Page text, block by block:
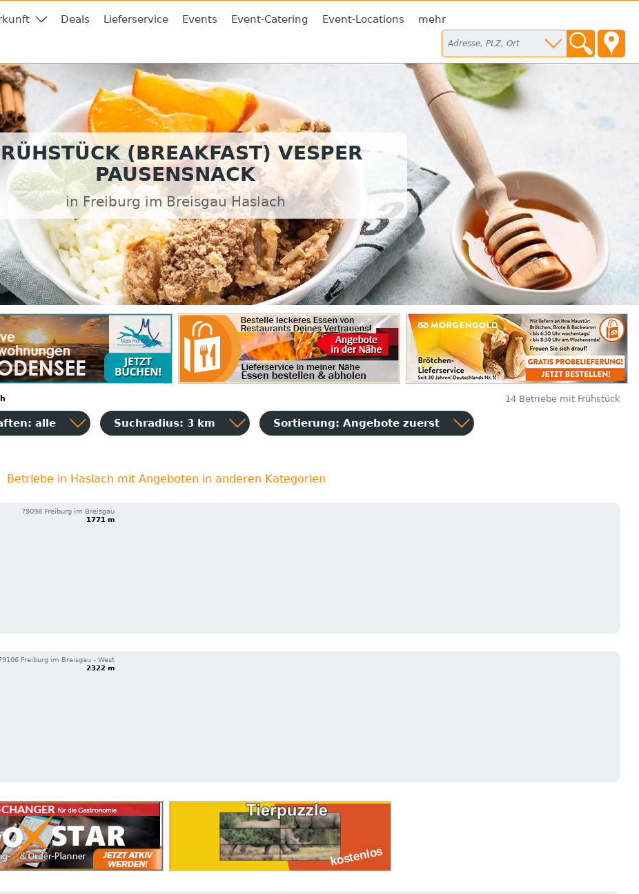
Deals Lieferservice Events Event-Catering Event-Locations mehr
(BREAKFAST) VESPER
PAUSENSNACK
in Freiburg im Breisgau Haslach
14 Betriebe mit Frühstück
alle Suchradius: 3 km Sortierung: Angebote zuerst
Betriebe in Haslach mit Angeboten in anderen Kategorien
79098 Freiburg im Breisgau
1771 m
Freiburg im Breisgau - West
2322 m